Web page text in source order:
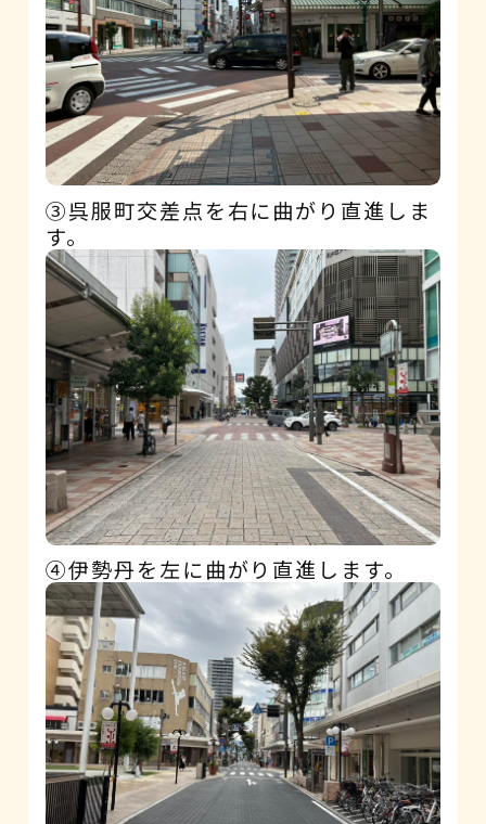
③呉服町交差点を右に曲がり直進しま
す。
④伊勢丹を左に曲がり直進します。